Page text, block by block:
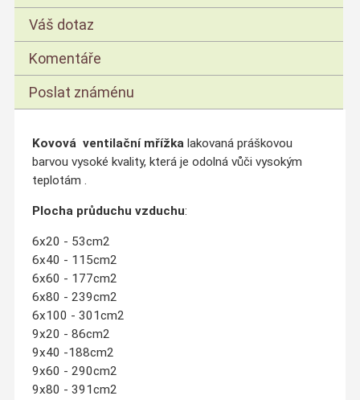
Váš dotaz
Komentáře
Poslat známénu
Kovová ventilační mřížka lakovaná práškovou
barvou vysoké kvality, která je odolná vůči vysokým
teplotám .
Plocha průduchu vzduchu:
6x20 - 53cm2
6x40 - 115cm2
6x60 - 177cm2
6x80 - 239cm2
6x100 - 301cm2
9x20 - 86cm2
9x40 -188cm2
9x60 - 290cm2
9x80 - 391cm2